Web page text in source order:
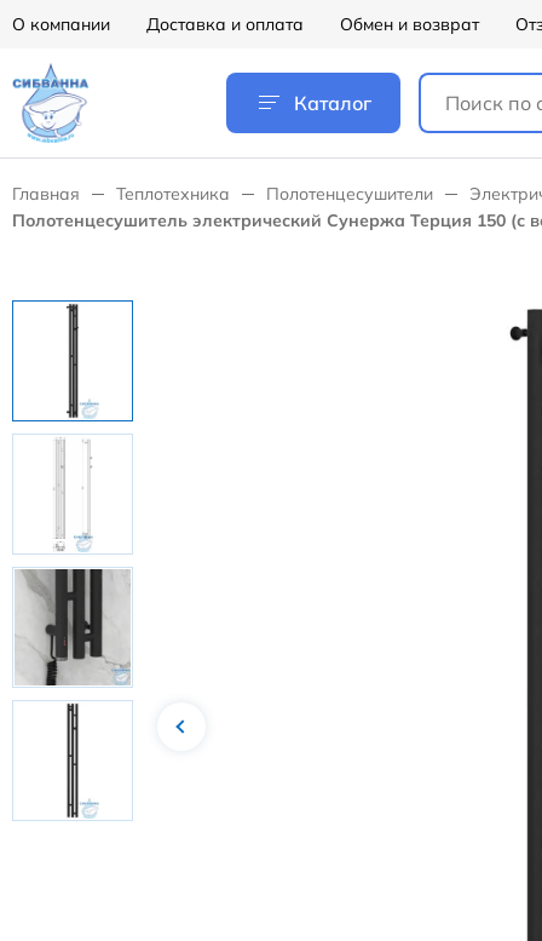
О компании Доставка и оплата Обмен и возврат
Каталог
Главная Теплотехника Полотенцесушители
Полотенцесушитель электрический Сунержа Терция 150